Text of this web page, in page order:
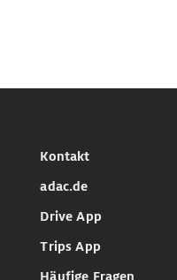
Kontakt
adac.de
Drive App
Trips App
Häufige Fragen